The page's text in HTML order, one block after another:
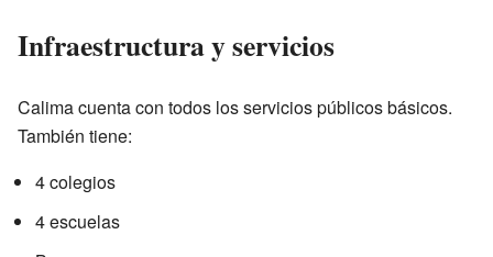
Infraestructura y servicios
Calima cuenta con todos los servicios públicos básicos.
También tiene:
4 colegios
4 escuelas